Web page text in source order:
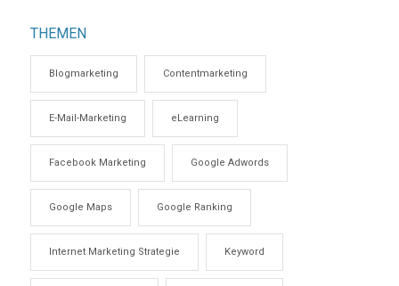
THEMEN
Blogmarketing Contentmarketing
E-Mail-Marketing eLearning
Facebook Marketing Google Adwords
Google Maps Google Ranking
Internet Marketing Strategie Keyword